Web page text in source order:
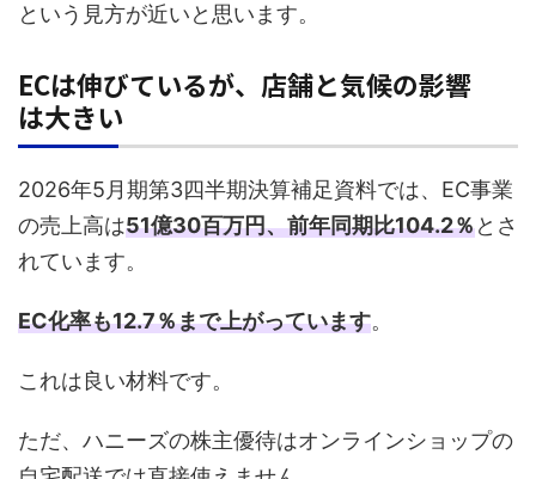
という見方が近いと思います。
ECは伸びているが、店舗と気候の影響
は大きい
2026年5月期第3四半期決算補足資料では、EC事業
の売上高は51億30百万円、前年同期比104.2％とさ
れています。
EC化率も12.7％まで上がっています。
これは良い材料です。
ただ、ハニーズの株主優待はオンラインショップの